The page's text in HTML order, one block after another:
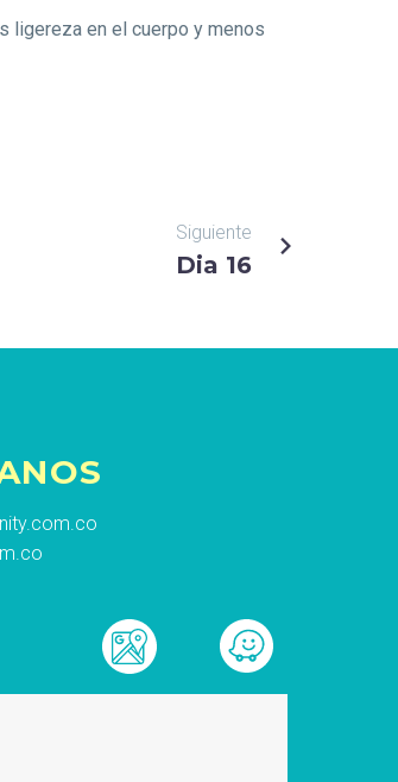
ligereza en el cuerpo y menos
Siguiente
Dia 16